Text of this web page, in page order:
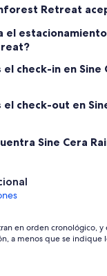
Retreat
el
el check-in en
el check-out en
Sine Cera
en orden cronológico, y
a menos que se indique